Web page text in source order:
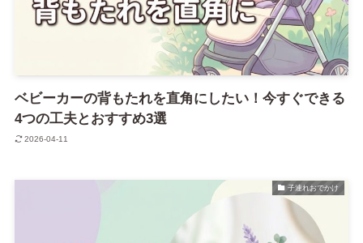
ベビーカーの背もたれを直角にしたい！今すぐできる
4つの工夫とおすすめ3選
2026-04-11
子連れおでかけ